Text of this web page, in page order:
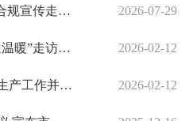
业专场活动举行 2026-07-29
访慰问活动 2026-02-12
并走访慰问 2026-02-12